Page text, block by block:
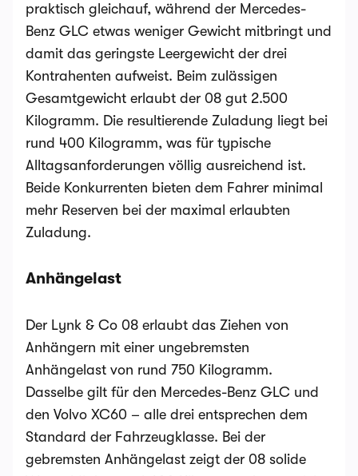
praktisch gleichauf, während der Mercedes-
Benz GLC etwas weniger Gewicht mitbringt und
damit das geringste Leergewicht der drei
Kontrahenten aufweist. Beim zulässigen
Gesamtgewicht erlaubt der 08 gut 2.500
Kilogramm. Die resultierende Zuladung liegt bei
rund 400 Kilogramm, was für typische
Alltagsanforderungen völlig ausreichend ist.
Beide Konkurrenten bieten dem Fahrer minimal
mehr Reserven bei der maximal erlaubten
Zuladung.
Anhängelast
Der Lynk & Co 08 erlaubt das Ziehen von
Anhängern mit einer ungebremsten
Anhängelast von rund 750 Kilogramm.
Dasselbe gilt für den Mercedes-Benz GLC und
den Volvo XC60 – alle drei entsprechen dem
Standard der Fahrzeugklasse. Bei der
gebremsten Anhängelast zeigt der 08 solide